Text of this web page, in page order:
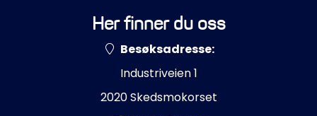
Her finner du oss
Besøksadresse:
Industriveien 1
2020 Skedsmokorset